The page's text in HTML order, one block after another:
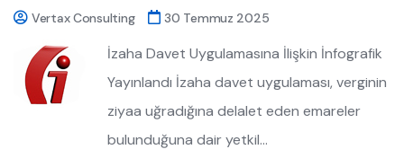
Vertax Consulting 30 Temmuz 2025
İzaha Davet Uygulamasına İlişkin İnfografik
Yayınlandı İzaha davet uygulaması, verginin
ziyaa uğradığına delalet eden emareler
bulunduğuna dair yetkil…